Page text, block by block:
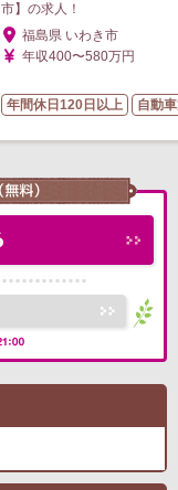
市】の求人！
福島県 いわき市
年収400〜580万円
年間休日120日以上 自動